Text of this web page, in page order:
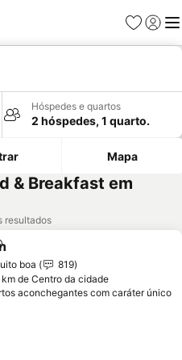
Favoritos
Iniciar
Hóspedes e quartos
2 hóspedes, 1 quarto.
Mapa
& Breakfast em
resultados
aos favoritos
boa
819
km de Centro da cidade
aconchegantes com caráter único